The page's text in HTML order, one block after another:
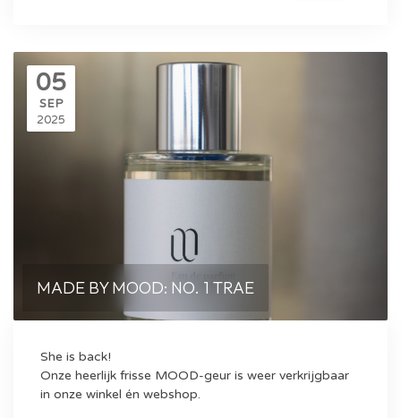
05
SEP
2025
MADE BY MOOD: NO. 1 TRAE
She is back!
Onze heerlijk frisse MOOD-geur is weer verkrijgbaar
in onze winkel én webshop.